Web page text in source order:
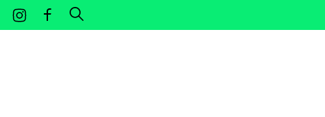
Weiter zum Inhalt